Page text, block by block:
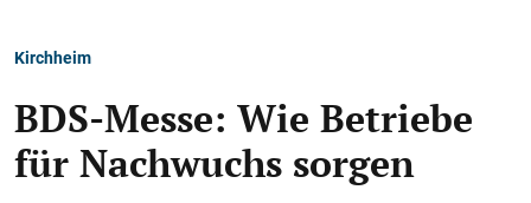
Kirchheim
BDS-Messe: Wie Betriebe
für Nachwuchs sorgen